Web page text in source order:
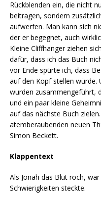
Rückblenden ein, die nicht
beitragen, sondern
aufwerfen. Man kann sich
der er begegnet, auch
Kleine Cliffhanger ziehen
dafür, dass ich das Buch
vor Ende spürte ich, dass
auf den Kopf stellen würde.
wurden zusammengeführt,
und ein paar kleine
auf das nächste Buch
atemberaubenden neuen
Simon Beckett.
Klappentext
Als Jonah das Blut roch,
Schwierigkeiten steckte.